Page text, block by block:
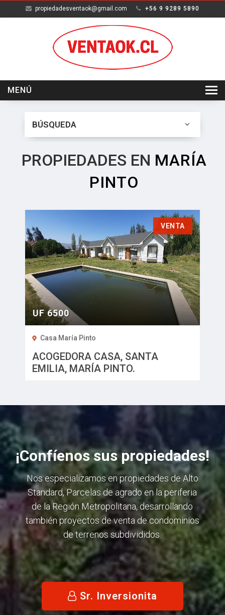
propiedadesventaok@gmail.com +56 9 9289 5890
MENÚ
CONTACTO
ENVÍENOS SU PROPIEDAD
BÚSQUEDA
PROPIEDADES EN MARÍA
PINTO
VENTA
UF 6500
Casa María Pinto
ACOGEDORA CASA, SANTA
EMILIA, MARÍA PINTO.
¡Confíenos sus propiedades!
Nos especializamos en propiedades de Alto
Standard, Parcelas de agrado en la periferia
de la Región Metropolitana, desarrollando
también proyectos de venta de condominios
de terrenos subdivididos.
Sr. Inversionita